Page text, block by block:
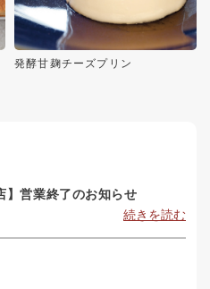
発酵甘麹チーズプリン
】営業終了のお知らせ
続きを読む